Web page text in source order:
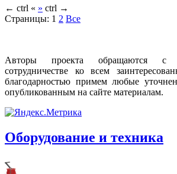
← ctrl « » ctrl →
Страницы: 1 2 Все
Авторы проекта обращаются с
сотрудничестве ко всем
благодарностью примем любые
опубликованным на сайте материалам.
Оборудование и техника